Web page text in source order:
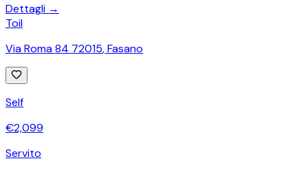
Dettagli →
Toil
Via Roma 84 72015,Fasano
Self
€2,099
Servito